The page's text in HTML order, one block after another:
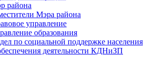
района
Мэра района
управление
образования
по социальной поддержке населения
деятельности КДНиЗП